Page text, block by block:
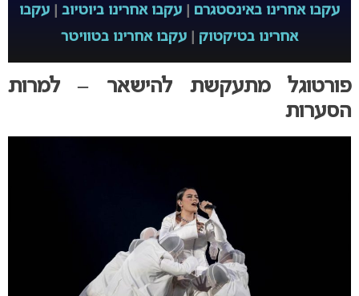
עקבו אחרינו באינסטגרם
עקבו אחרינו ביוטיוב
עקבו
אחרינו בטיקטוק
עקבו אחרינו בטוויטר
פורטוגל מתעקשת להישאר – למרות
הסערות